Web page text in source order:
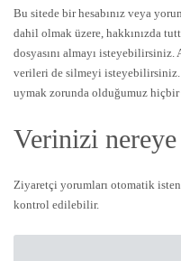
Bu sitede bir hesabınız veya
dahil olmak üzere, hakkınızda
dosyasını almayı isteyebilirsiniz.
verileri de silmeyi isteyebilirsiniz.
uymak zorunda olduğumuz hiçbir
Verinizi
Ziyaretçi yorumları otomatik
kontrol edilebilir.